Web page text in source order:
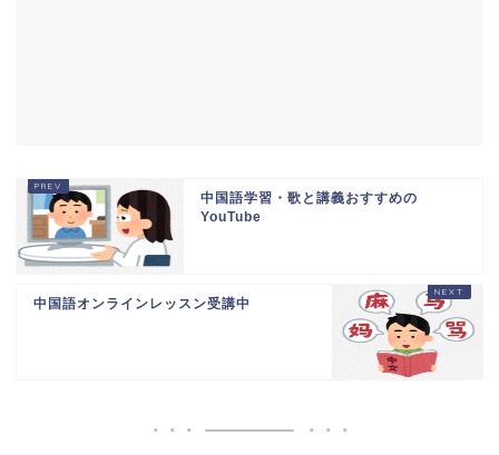
中国語学習・歌と講義おすすめの
YouTube
中国語オンラインレッスン受講中